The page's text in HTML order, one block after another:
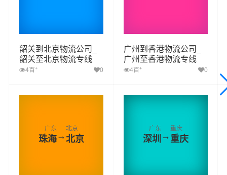
韶关到北京物流公司_
韶关至北京物流专线
4百 + 0
广州到香港物流公司_
广州至香港物流专线
4百 + 0
广东
珠海→
北京
北京
广东
深圳→
重庆
重庆